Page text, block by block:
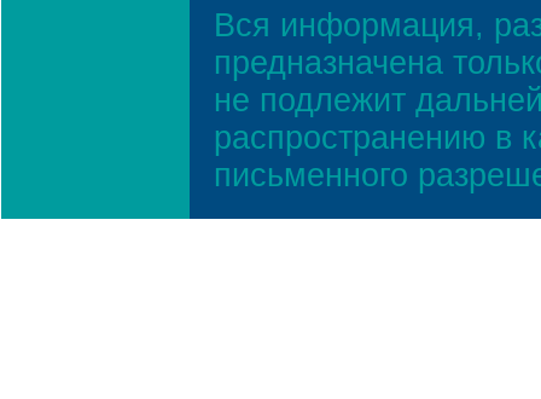
Вся информация,
предназначена
не подлежит
распространению в
письменного